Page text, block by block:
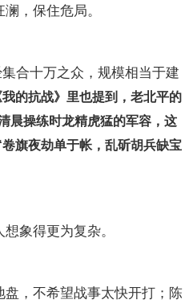
，保住危局。
合十万之众，规模相当于建
的抗战》里也提到，老北平的
晨操练时龙精虎猛的军容，这
旗夜劫单于帐，乱斫胡兵缺宝
象得更为复杂。
，不希望战事太快开打；陈